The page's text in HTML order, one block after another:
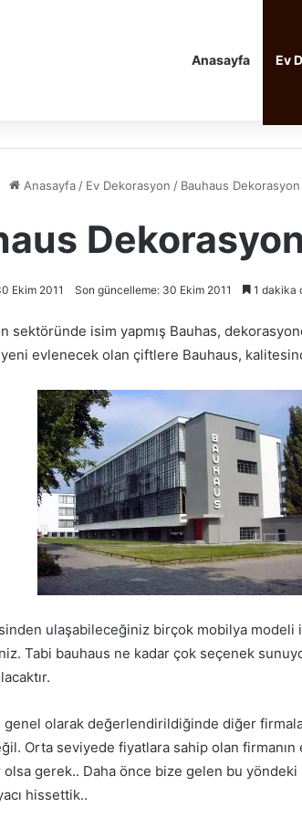
Anasayfa Ev
Anasayfa / Ev Dekorasyon / Bauhaus
Ekim 2011 Son güncelleme: 30 Ekim 2011 1 dakika
sektöründe isim yapmış Bauhas,
evlenecek olan çiftlere Bauhaus,
ulaşabileceğiniz birçok mobilya modeli
Tabi bauhaus ne kadar çok seçenek
genel olarak değerlendirildiğinde diğer
Orta seviyede fiyatlara sahip olan firmanın
olsa gerek.. Daha önce bize gelen bu
hissettik..